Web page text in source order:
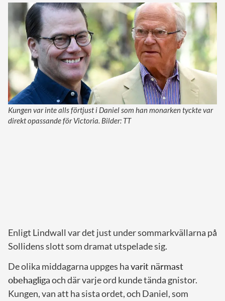
Kungen var inte alls förtjust i Daniel som han monarken tyckte var
direkt opassande för Victoria. Bilder: TT
Enligt Lindwall var det just under sommarkvällarna på
Sollidens slott som dramat utspelade sig.
De olika middagarna uppges havarit närmast
obehagligaoch där varje ord kunde tända gnistor.
Kungen, van att ha sista ordet, och Daniel, som